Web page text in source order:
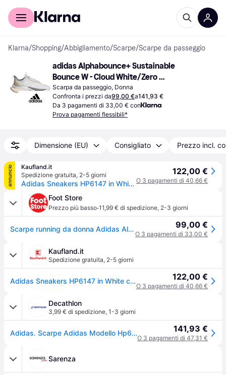
Per il tuo shopping
Klarna/Shopping/Abbigliamento/Scarpe/Scarpe da passeggio
adidas Alphabounce+ Sustainable
Bounce W - Cloud White/Zero
Metallic/Grey Three
Scarpa da passeggio, Donna
Confronta i prezzi da99,00 €a141,93 €
Da 3 pagamenti di 33,00 € con
Prova pagamenti flessibili*
Dimensione (EU) Consigliato Prezzo incl.
annuncio
Kaufland.it
Spedizione gratuita, 2-5 giorni
Adidas Sneakers HP6147 in White color size 41 1/3
122,00 €
O 3 pagamenti di 40,66 €
Foot Store
Prezzo più basso·11,99 € di spedizione, 2-3 giorni
Scarpe running da donna Adidas Alphabounce+ Bounce 99,00 €
O 3 pagamenti di 33,00 €
Kaufland.it
Spedizione gratuita, 2-5 giorni
Adidas Sneakers HP6147 in White color size 40 122,00 €
O 3 pagamenti di 40,66 €
Decathlon
3,99 € di spedizione, 1-3 giorni
Adidas. Scarpe Adidas Modello Hp6147 Per Donne Scarpe Calcetto Ritiro Gratis - bianco - 38 (UK 4) 141,93 €
O 3 pagamenti di 47,31 €
Sarenza